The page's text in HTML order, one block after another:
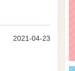
2021-04-23